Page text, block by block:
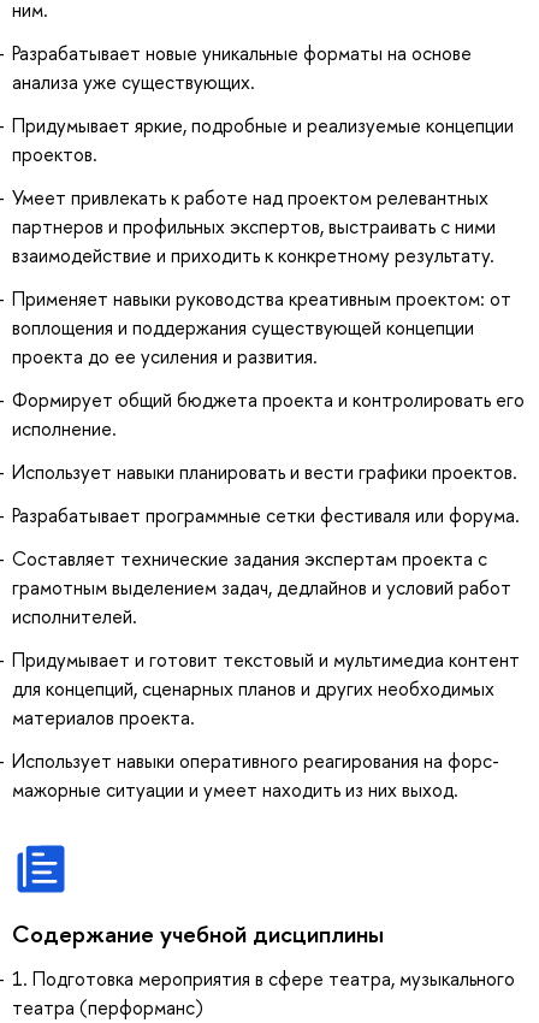
ним.
Разрабатывает новые уникальные форматы на основе
анализа уже существующих.
Придумывает яркие, подробные и реализуемые концепции
проектов.
Умеет привлекать к работе над проектом релевантных
партнеров и профильных экспертов, выстраивать с ними
взаимодействие и приходить к конкретному результату.
Применяет навыки руководства креативным проектом: от
воплощения и поддержания существующей концепции
проекта до ее усиления и развития.
Формирует общий бюджета проекта и контролировать его
исполнение.
Использует навыки планировать и вести графики проектов.
Разрабатывает программные сетки фестиваля или форума.
Составляет технические задания экспертам проекта с
грамотным выделением задач, дедлайнов и условий работ
исполнителей.
Придумывает и готовит текстовый и мультимедиа контент
для концепций, сценарных планов и других необходимых
материалов проекта.
Использует навыки оперативного реагирования на форс-
мажорные ситуации и умеет находить из них выход.
Содержание учебной дисциплины
1. Подготовка мероприятия в сфере театра, музыкального
театра (перформанс)